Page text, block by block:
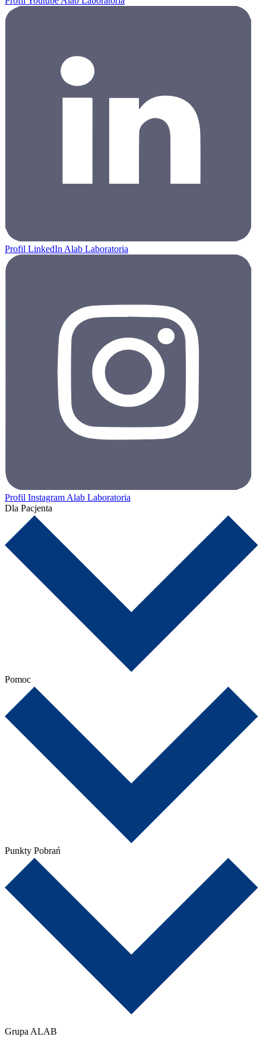
Profil LinkedIn Alab Laboratoria
Profil Instagram Alab Laboratoria
Dla Pacjenta
Pomoc
Punkty Pobrań
Grupa ALAB